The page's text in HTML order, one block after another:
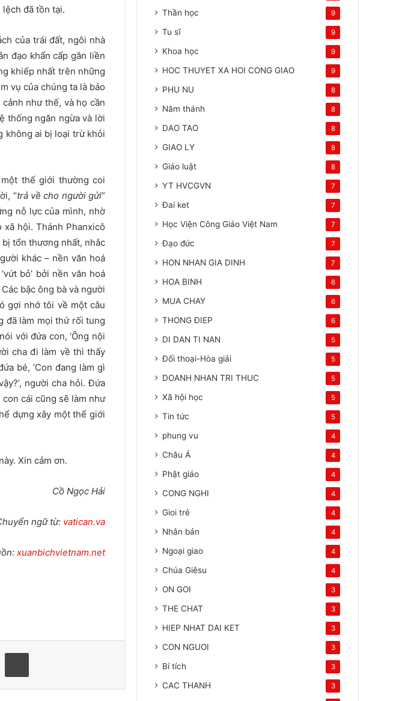
đã tồn tại.
của trái đất, ngôi nhà
đạo khẩn cấp gắn liền
khiếp nhất trên những
vụ của chúng ta là bảo
như thế, và họ cần
thống ngăn ngừa và lời
không ai bị loại trừ khỏi
thế giới thường coi
“trả về cho người gửi”
nỗ lực của mình, nhờ
hội. Thánh Phanxicô
tổn thương nhất, nhắc
khác – nền văn hoá
bỏ’ bởi nền văn hoá
bậc ông bà và người
gợi nhớ tôi về một câu
đã làm mọi thứ rối tung
với đứa con, ‘Ông nội
cha đi làm về thì thấy
bé, ‘Con đang làm gì
người cha hỏi. Đứa
con cái cũng sẽ làm như
dựng xây một thế giới
Xin cảm ơn.
Cồ Ngọc Hải
ngữ từ: vatican.va
xuanbichvietnam.net
Thần học 9
Tu sĩ 9
Khoa học 9
HOC THUYET XA HOI CONG GIAO 9
PHU NU 8
Năm thánh 8
DAO TAO 8
GIAO LY 8
Giáo luật 8
YT HVCGVN 7
Đai ket 7
Học Viện Công Giáo Việt Nam 7
Đạo đức 7
HON NHAN GIA DINH 7
HOA BINH 6
MUA CHAY 6
THONG ĐIEP 6
DI DAN TI NAN 5
Đối thoại-Hòa giải 5
DOANH NHAN TRI THUC 5
Xã hội học 5
Tin tức 5
phung vu 4
Châu Á 4
Phật giáo 4
CONG NGHI 4
Gioi trẻ 4
Nhân bản 4
Ngoại giao 4
Chúa Giêsu 4
ON GOI 3
THE CHAT 3
HIEP NHAT DAI KET 3
CON NGUOI 3
Bí tích 3
CAC THANH 3